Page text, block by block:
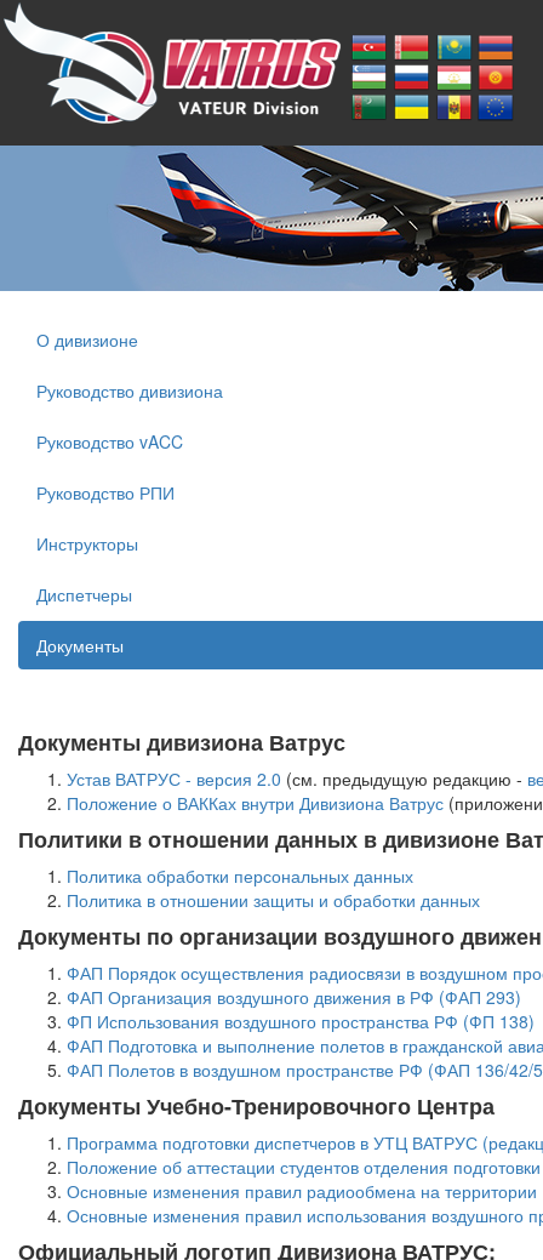
О дивизионе
Руководство дивизиона
Руководство vACC
Руководство РПИ
Инструкторы
Диспетчеры
Документы
Документы дивизиона Ватрус
Устав ВАТРУС - версия 2.0 (см. предыдущую редакцию -
Положение о ВАККах внутри Дивизиона Ватрус
Политики в отношении данных в дивизионе
Политика обработки персональных данных
Политика в отношении защиты и обработки данных
Документы по организации воздушного
ФАП Порядок осуществления радиосвязи в воздушном
ФАП Организация воздушного движения в РФ (ФАП 293)
ФП Использования воздушного пространства РФ (ФП 138)
ФАП Подготовка и выполнение полетов в гражданской
ФАП Полетов в воздушном пространстве РФ (ФАП 136/42/
Документы Учебно-Тренировочного Центра
Программа подготовки диспетчеров в УТЦ ВАТРУС
Положение об аттестации студентов отделения
Основные изменения правил радиообмена на
Основные изменения правил использования воздушного
Официальный логотип Дивизиона ВАТРУС: